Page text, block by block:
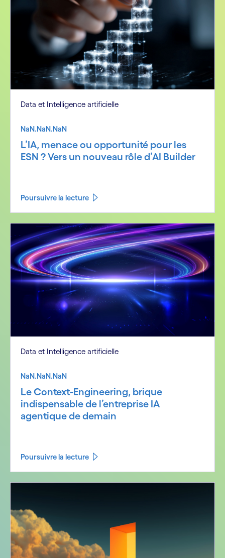
Data et Intelligence artificielle
NaN.NaN.NaN
L’IA, menace ou opportunité pour les
ESN ? Vers un nouveau rôle d’AI Builder
Poursuivre la lecture
Data et Intelligence artificielle
NaN.NaN.NaN
Le Context-Engineering, brique
indispensable de l’entreprise IA
agentique de demain
Poursuivre la lecture